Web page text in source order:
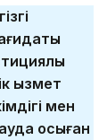
қызмет
мен
осыған